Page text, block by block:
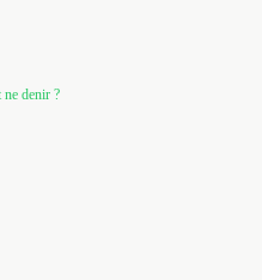
ne denir ?